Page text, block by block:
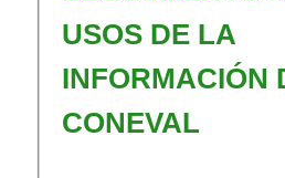
USOS DE LA
INFORMACIÓN
CONEVAL